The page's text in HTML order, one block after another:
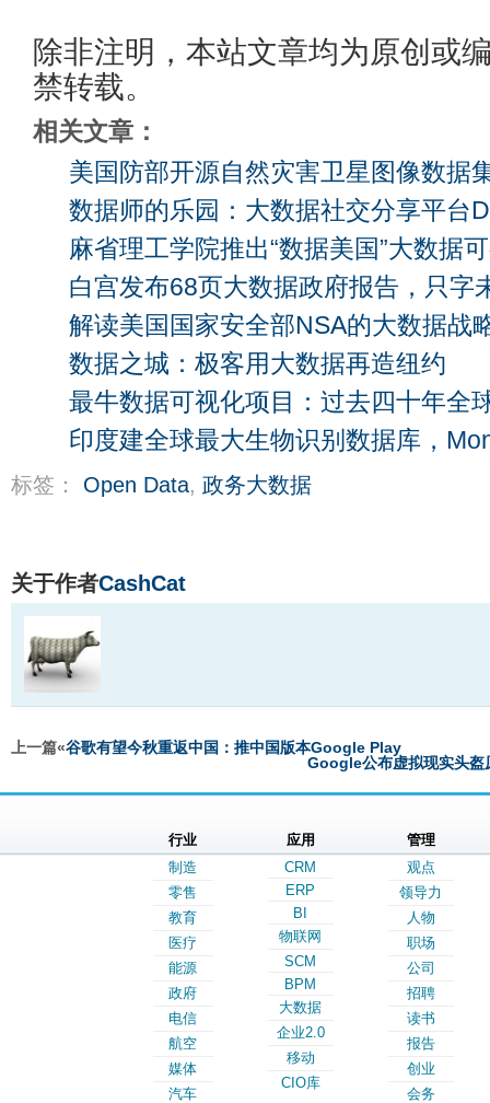
除非注明，本站文章均为原创或
禁转载。
相关文章：
美国防部开源自然灾害卫星图像数据
数据师的乐园：大数据社交分享平台
麻省理工学院推出“数据美国”大数据
白宫发布68页大数据政府报告，只字
解读美国国家安全部NSA的大数据战
数据之城：极客用大数据再造纽约
最牛数据可视化项目：过去四十年全
印度建全球最大生物识别数据库，
标签： Open Data, 政务大数据
关于作者CashCat
上一篇«谷歌有望今秋重返中国：推中国版本Google Play
Google公布虚拟现实头
行业
制造
零售
教育
医疗
能源
政府
电信
航空
媒体
汽车
应用
CRM
ERP
BI
物联网
SCM
BPM
大数据
企业2.0
移动
CIO库
管理
观点
领导力
人物
职场
公司
招聘
读书
报告
创业
会务